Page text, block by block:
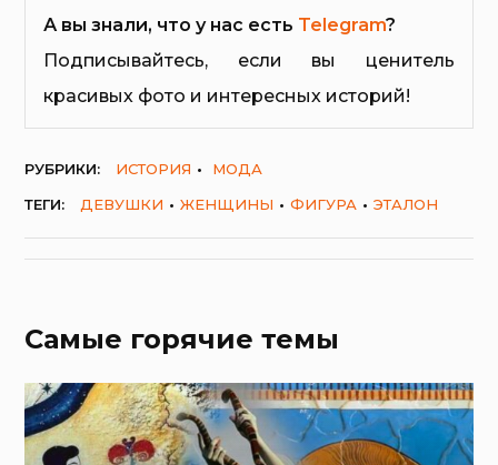
А вы знали, что у нас есть Telegram?
Подписывайтесь, если вы ценитель
красивых фото и интересных историй!
РУБРИКИ: ИСТОРИЯ
МОДА
ТЕГИ:
ДЕВУШКИ ЖЕНЩИНЫ ФИГУРА ЭТАЛОН
Самые горячие темы